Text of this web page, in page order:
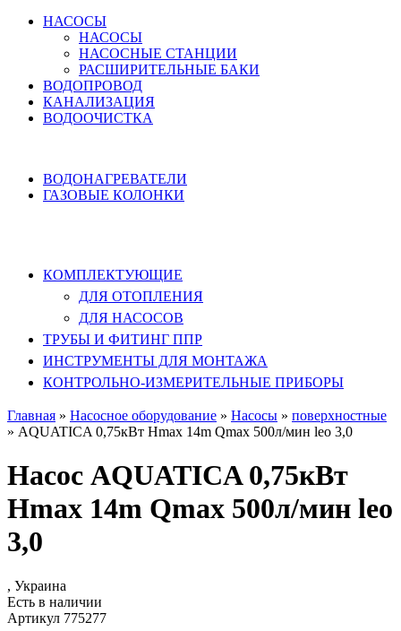
НАСОСЫ
НАСОСЫ
НАСОСНЫЕ СТАНЦИИ
РАСШИРИТЕЛЬНЫЕ БАКИ
ВОДОПРОВОД
КАНАЛИЗАЦИЯ
ВОДООЧИСТКА
ВОДОНАГРЕВАТЕЛИ
ГАЗОВЫЕ КОЛОНКИ
КОМПЛЕКТУЮЩИЕ
ДЛЯ ОТОПЛЕНИЯ
ДЛЯ НАСОСОВ
ТРУБЫ И ФИТИНГ ППР
ИНСТРУМЕНТЫ ДЛЯ МОНТАЖА
КОНТРОЛЬНО-ИЗМЕРИТЕЛЬНЫЕ ПРИБОРЫ
Главная » Насосное оборудование » Насосы » поверхностные
» AQUATICA 0,75кВт Hmax 14m Qmax 500л/мин leo 3,0
Насос AQUATICA 0,75кВт
Hmax 14m Qmax 500л/мин leo
3,0
, Украина
Есть в наличии
Артикул 775277